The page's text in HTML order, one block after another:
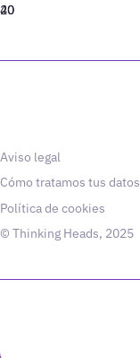
40
20
Aviso legal
Cómo tratamos tus datos
Política de cookies
© Thinking Heads, 2025